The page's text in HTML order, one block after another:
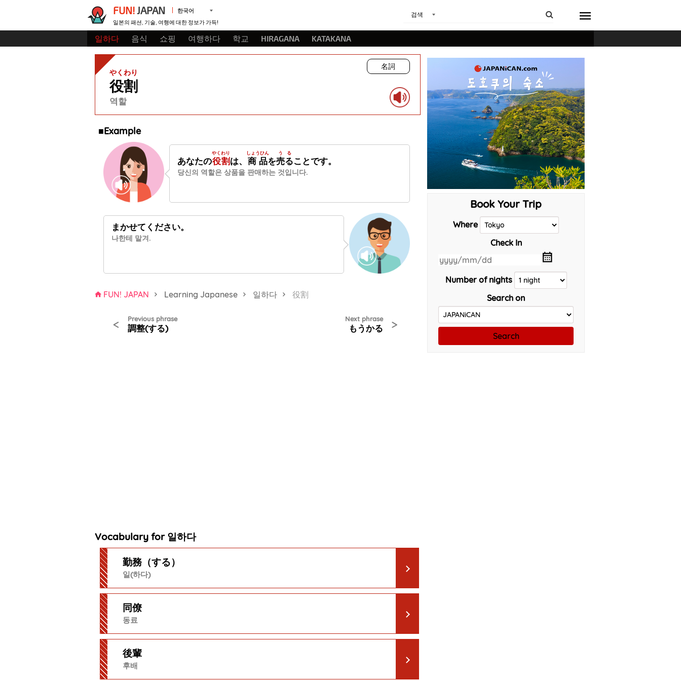
FUN! JAPAN 한국어
일본의 패션, 기술, 여행에 대한 정보가 가득!
검색
일하다 음식 쇼핑 여행하다 학교 HIRAGANA KATAKANA
役割
やくわり
역할
名詞
■Example
あなたの役割
やくわり
は、 商品
しょうひん
を売る
うる
ことです。
당신의 역할은 상품을 판매하는 것입니다.
まかせてください。
나한테 맡겨.
FUN! JAPAN Learning Japanese 일하다 役割
< Previous phrase
調整(する)
Next phrase
もうかる >
Vocabulary for 일하다
勤務（する）
일(하다)
同僚
동료
後輩
후배
Book Your Trip
Where
Check In
Number of nights
Search on
Search